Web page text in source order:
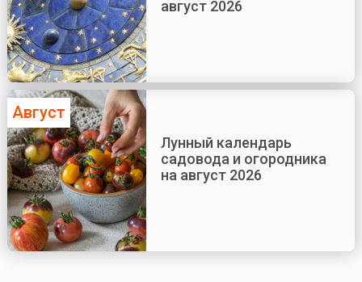
август 2026
Август
Лунный календарь
садовода и огородника
на август 2026